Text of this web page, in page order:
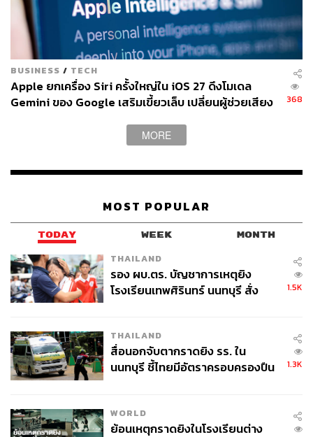
BUSINESS / TECH
Apple ยกเครื่อง Siri ครั้งใหญ่ใน iOS 27 ดึงโมเดล
Gemini ของ Google เสริมเขี้ยวเล็บ เปลี่ยนผู้ช่วยเสียง
368
MORE
MOST POPULAR
TODAY WEEK MONTH
THAILAND
รอง ผบ.ตร. บัญชาการเหตุยิง
โรงเรียนเทพศิรินทร์ นนทบุรี สั่ง
1.5K
THAILAND
สื่อนอกจับตากราดยิง รร. ใน
นนทบุรี ชี้ไทยมีอัตราครอบครองปืน
1.3K
WORLD
ย้อนเหตุกราดยิงในโรงเรียนต่าง